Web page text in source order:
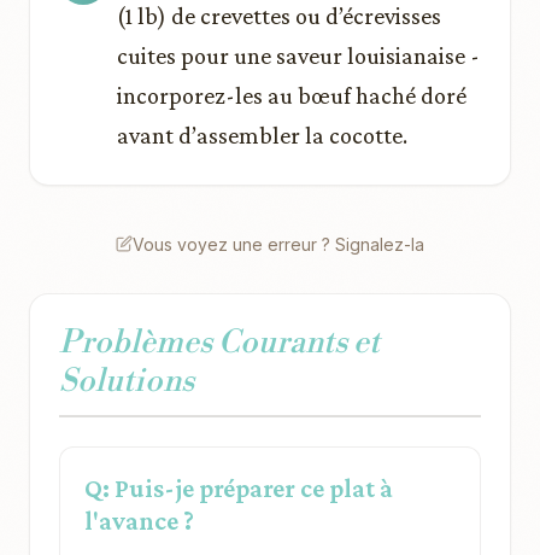
(1 lb) de crevettes ou d’écrevisses
cuites pour une saveur louisianaise -
incorporez-les au bœuf haché doré
avant d’assembler la cocotte.
Vous voyez une erreur ? Signalez-la
Problèmes Courants et
Solutions
Q: Puis-je préparer ce plat à
l'avance ?